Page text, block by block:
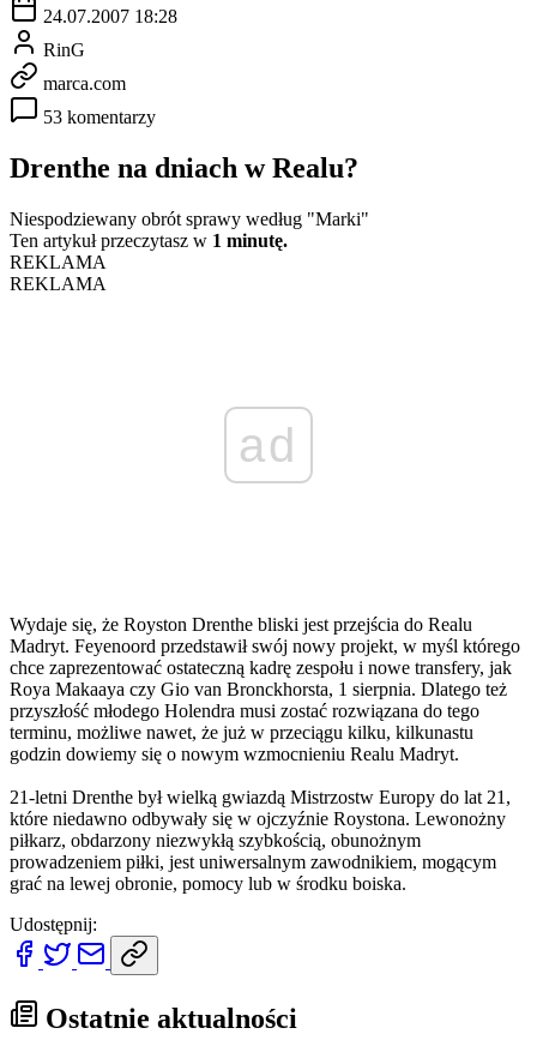
24.07.2007 18:28
RinG
marca.com
53 komentarzy
Drenthe na dniach w Realu?
Niespodziewany obrót sprawy według "Marki"
Ten artykuł przeczytasz w 1 minutę.
REKLAMA
REKLAMA
ad
Wydaje się, że Royston Drenthe bliski jest przejścia do Realu
Madryt. Feyenoord przedstawił swój nowy projekt, w myśl którego
chce zaprezentować ostateczną kadrę zespołu i nowe transfery, jak
Roya Makaaya czy Gio van Bronckhorsta, 1 sierpnia. Dlatego też
przyszłość młodego Holendra musi zostać rozwiązana do tego
terminu, możliwe nawet, że już w przeciągu kilku, kilkunastu
godzin dowiemy się o nowym wzmocnieniu Realu Madryt.
21-letni Drenthe był wielką gwiazdą Mistrzostw Europy do lat 21,
które niedawno odbywały się w ojczyźnie Roystona. Lewonożny
piłkarz, obdarzony niezwykłą szybkością, obunożnym
prowadzeniem piłki, jest uniwersalnym zawodnikiem, mogącym
grać na lewej obronie, pomocy lub w środku boiska.
Udostępnij:
Ostatnie aktualności